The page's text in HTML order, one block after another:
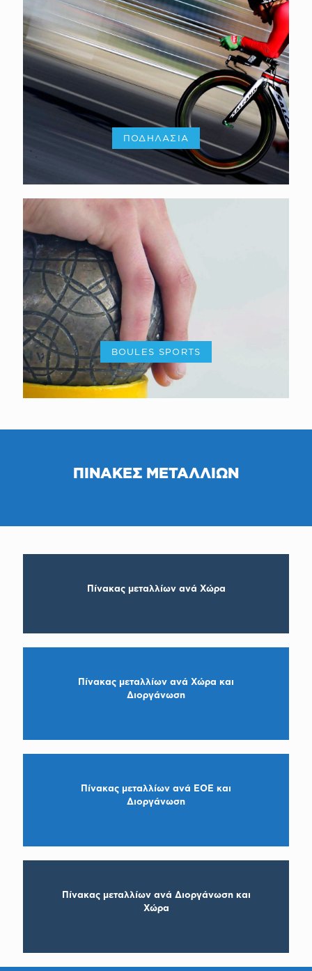
ΠΟΔΗΛΑΣΙΑ
BOULES SPORTS
ΠΙΝΑΚΕΣ ΜΕΤΑΛΛΙΩΝ
Πίνακας μεταλλίων ανά Χώρα
Πίνακας μεταλλίων ανά Χώρα και
Διοργάνωση
Πίνακας μεταλλίων ανά ΕΟΕ και
Διοργάνωση
Πίνακας μεταλλίων ανά Διοργάνωση και
Χώρα